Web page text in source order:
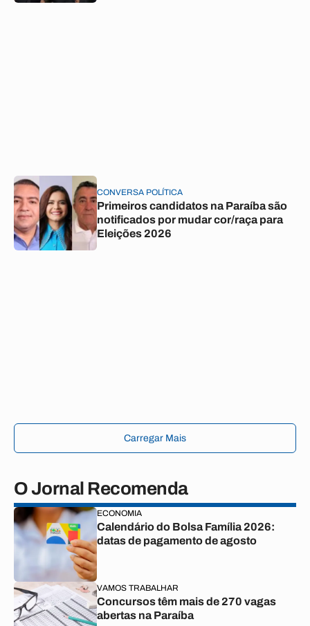
CONVERSA POLÍTICA
Primeiros candidatos na Paraíba são
notificados por mudar cor/raça para
Eleições 2026
Carregar Mais
O Jornal Recomenda
ECONOMIA
Calendário do Bolsa Família 2026:
datas de pagamento de agosto
VAMOS TRABALHAR
Concursos têm mais de 270 vagas
abertas na Paraíba